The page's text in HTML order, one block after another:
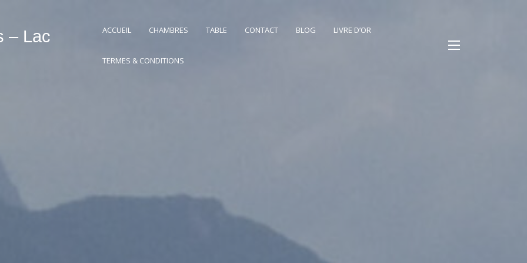
– Lac
ACCUEIL CHAMBRES TABLE CONTACT BLOG LIVRE D’OR
TERMES & CONDITIONS